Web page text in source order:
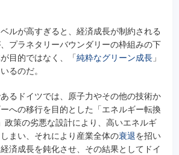
ルが高すぎると、経済成長が制約される
プラネタリーバウンダリーの枠組みの下
目的ではなく、「純粋なグリーン成長」
るのだ。
るドイツでは、原子力やその他の技術か
への移行を目的とした「エネルギー転換
政策の劣悪な設計により、高いエネルギ
まい、それにより産業全体の衰退を招い
済成長を鈍化させ、その結果としてドイ